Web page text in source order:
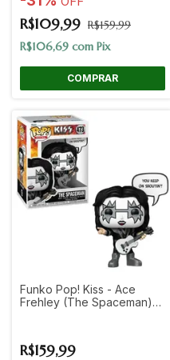
R$109,99 R$159,99
R$106,69 com Pix
Funko Pop! Kiss - Ace
Frehley (The Spaceman)
R$159,99